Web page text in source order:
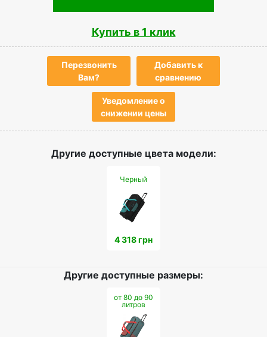
Купить в 1 клик
Перезвонить
Вам?
Добавить к
сравнению
Уведомление о
снижении цены
Другие доступные цвета модели:
Черный
4 318 грн
Другие доступные размеры:
от 80 до 90
литров